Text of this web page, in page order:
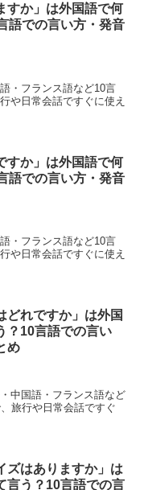
すか」は外国語で何
語での言い方・発音
・フランス語など10言
や日常会話ですぐに使え
すか」は外国語で何
語での言い方・発音
・フランス語など10言
や日常会話ですぐに使え
どれですか」は外国
？10言語での言い
め
中国語・フランス語など
旅行や日常会話ですぐ
ズはありますか」は
言う？10言語での言